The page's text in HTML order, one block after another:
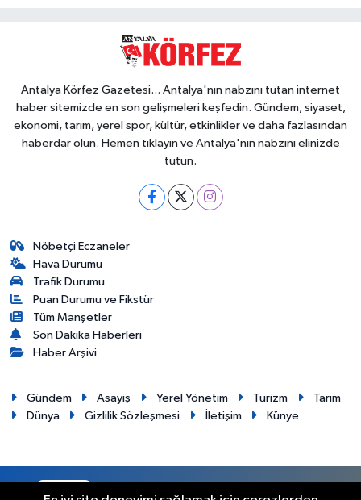
Antalya Körfez Gazetesi... Antalya'nın nabzını tutan internet
haber sitemizde en son gelişmeleri keşfedin. Gündem, siyaset,
ekonomi, tarım, yerel spor, kültür, etkinlikler ve daha fazlasından
haberdar olun. Hemen tıklayın ve Antalya'nın nabzını elinizde
tutun.
Nöbetçi Eczaneler
Hava Durumu
Trafik Durumu
Puan Durumu ve Fikstür
Tüm Manşetler
Son Dakika Haberleri
Haber Arşivi
Gündem Asayiş Yerel Yönetim Turizm
Tarım
Dünya
Gizlilik Sözleşmesi İletişim Künye